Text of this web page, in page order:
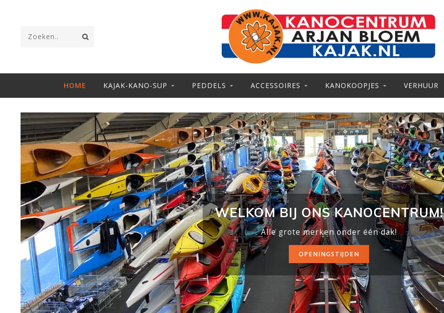
HOME KAJAK-KANO-SUP PEDDELS ACCESSOIRES KANOKOOPJES VERHUUR
WELKOM BIJ ONS KANOCENTRUM!
Alle grote merken onder één dak!
OPENINGSTIJDEN